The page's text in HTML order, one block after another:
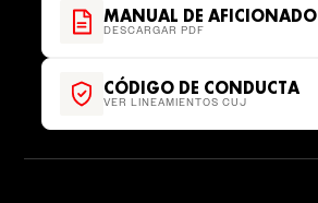
MANUAL DE AFICIONADO
DESCARGAR PDF
CÓDIGO DE CONDUCTA
VER LINEAMIENTOS CUJ